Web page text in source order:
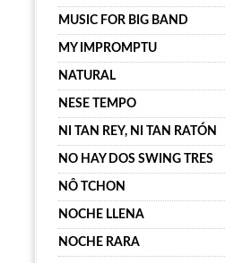
MUSIC FOR BIG BAND
MY IMPROMPTU
NATURAL
NESE TEMPO
NI TAN REY, NI TAN RATÓN
NO HAY DOS SWING TRES
NÔ TCHON
NOCHE LLENA
NOCHE RARA